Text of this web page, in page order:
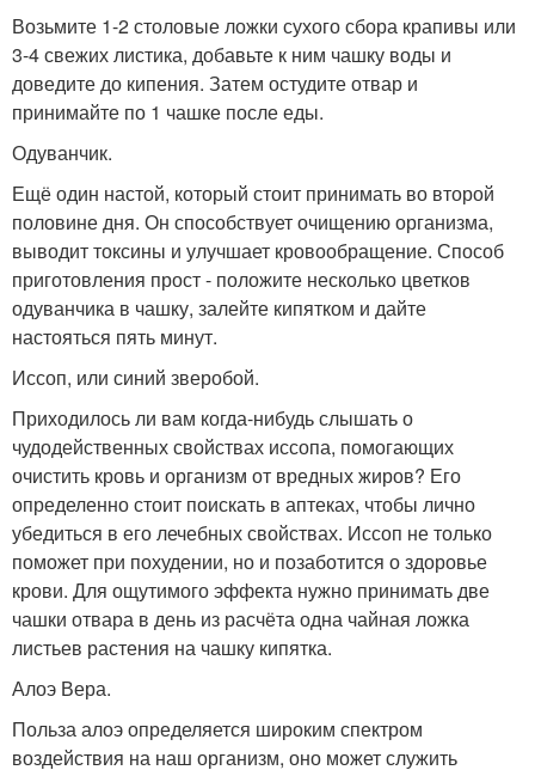
Возьмите 1-2 столовые ложки сухого сбора крапивы или
3-4 свежих листика, добавьте к ним чашку воды и
доведите до кипения. Затем остудите отвар и
принимайте по 1 чашке после еды.
Одуванчик.
Ещё один настой, который стоит принимать во второй
половине дня. Он способствует очищению организма,
выводит токсины и улучшает кровообращение. Способ
приготовления прост - положите несколько цветков
одуванчика в чашку, залейте кипятком и дайте
настояться пять минут.
Иссоп, или синий зверобой.
Приходилось ли вам когда-нибудь слышать о
чудодейственных свойствах иссопа, помогающих
очистить кровь и организм от вредных жиров? Его
определенно стоит поискать в аптеках, чтобы лично
убедиться в его лечебных свойствах. Иссоп не только
поможет при похудении, но и позаботится о здоровье
крови. Для ощутимого эффекта нужно принимать две
чашки отвара в день из расчёта одна чайная ложка
листьев растения на чашку кипятка.
Алоэ Вера.
Польза алоэ определяется широким спектром
воздействия на наш организм, оно может служить